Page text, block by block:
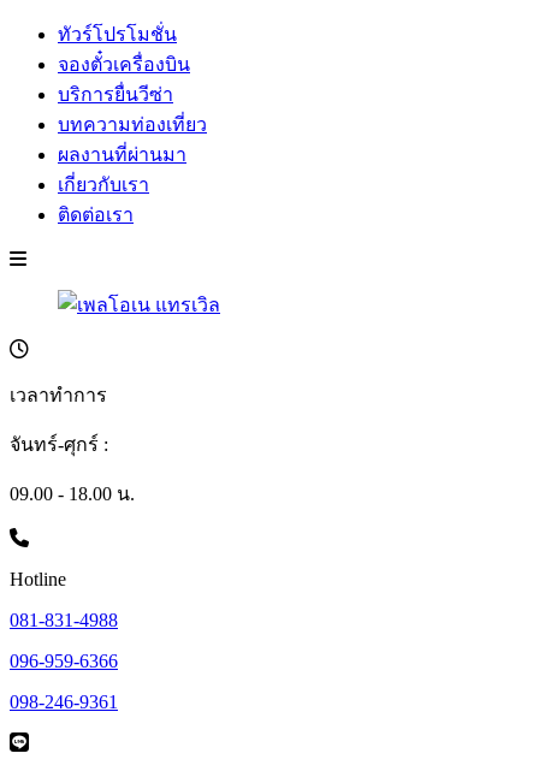
ทัวร์โปรโมชั่น
จองตั๋วเครื่องบิน
บริการยื่นวีซ่า
บทความท่องเที่ยว
ผลงานที่ผ่านมา
เกี่ยวกับเรา
ติดต่อเรา
เวลาทำการ
จันทร์-ศุกร์ :
09.00 - 18.00 น.
Hotline
081-831-4988
096-959-6366
098-246-9361